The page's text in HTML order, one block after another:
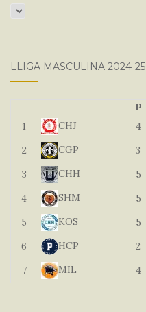
LLIGA MASCULINA 2024-25
P
1
CHJ 4
2
CGP 3
3
CHH 5
4
SHM 5
5
KOS 5
6
HCP 2
7
MIL 4